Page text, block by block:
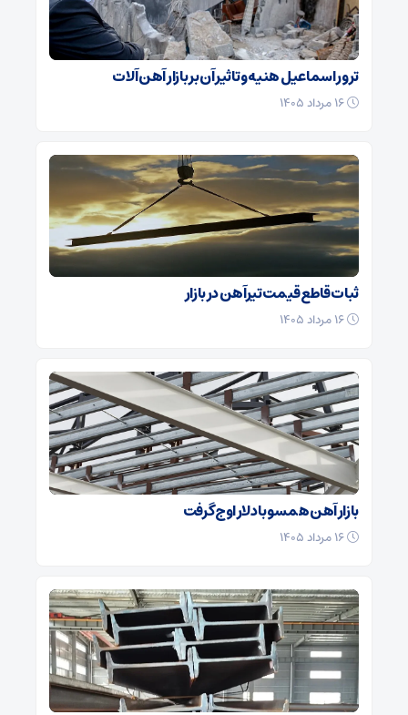
ترور اسماعیل هنیه و تاثیر آن بر بازار آهن آلات
ثبات قاطع قیمت تیرآهن در بازار
بازار آهن همسو با دلار اوج گرفت